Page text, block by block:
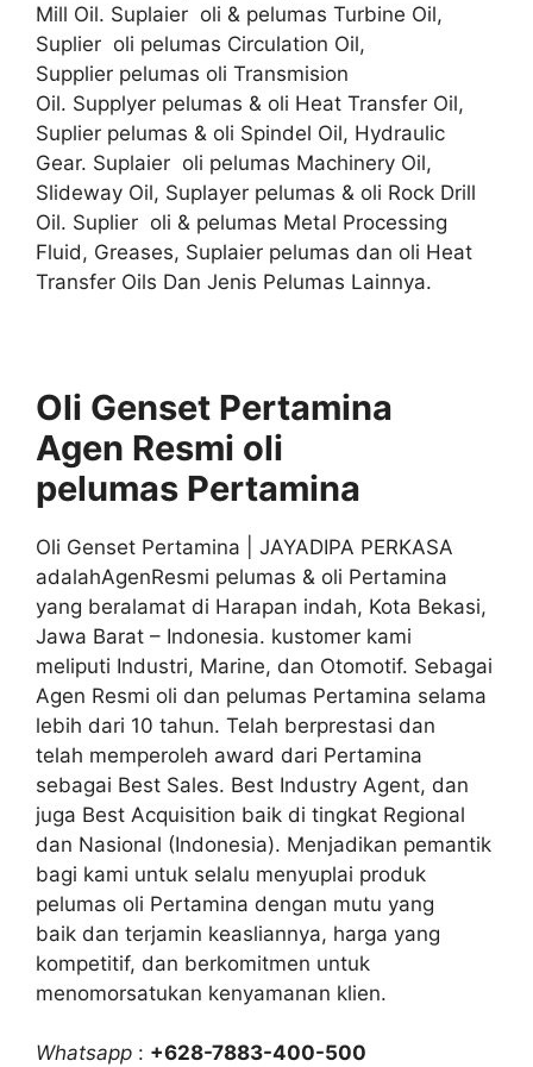
Mill Oil. Suplaier oli & pelumas Turbine Oil,
Suplier oli pelumas Circulation Oil,
Supplier pelumas oli Transmision
Oil. Supplyer pelumas & oli Heat Transfer Oil,
Suplier pelumas & oli Spindel Oil, Hydraulic
Gear. Suplaier oli pelumas Machinery Oil,
Slideway Oil, Suplayer pelumas & oli Rock Drill
Oil. Suplier oli & pelumas Metal Processing
Fluid, Greases, Suplaier pelumas dan oli Heat
Transfer Oils Dan Jenis Pelumas Lainnya.
Oli Genset Pertamina
Agen Resmi oli
pelumas Pertamina
Oli Genset Pertamina | JAYADIPA PERKASA
adalahAgenResmi pelumas & oli Pertamina
yang beralamat di Harapan indah, Kota Bekasi,
Jawa Barat – Indonesia. kustomer kami
meliputi Industri, Marine, dan Otomotif. Sebagai
Agen Resmi oli dan pelumas Pertamina selama
lebih dari 10 tahun. Telah berprestasi dan
telah memperoleh award dari Pertamina
sebagai Best Sales. Best Industry Agent, dan
juga Best Acquisition baik di tingkat Regional
dan Nasional (Indonesia). Menjadikan pemantik
bagi kami untuk selalu menyuplai produk
pelumas oli Pertamina dengan mutu yang
baik dan terjamin keasliannya, harga yang
kompetitif, dan berkomitmen untuk
menomorsatukan kenyamanan klien.
Whatsapp : +628-7883-400-500